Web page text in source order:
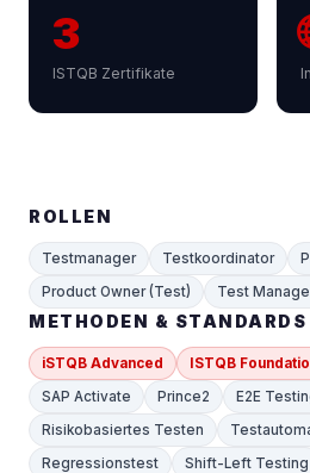
3
ISTQB Zertifikate
ROLLEN
Testmanager Testkoordinator
Product Owner (Test)
Test
METHODEN & STANDARDS
iSTQB Advanced ISTQB
SAP Activate
Prince2
E2E
Risikobasiertes Testen
Regressionstest
Shift-Left Testing